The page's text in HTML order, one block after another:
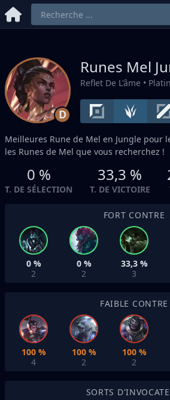
D
Runes Mel
Reflet De L'âme •
Meilleures Rune de Mel en Jungle pour
les Runes de Mel que vous recherchez !
0 %
T. DE SÉLECTION
33,3 %
T. DE VICTOIRE
FORT CONTRE
0 %
2
0 %
2
33,3 %
3
FAIBLE CONTRE
100 %
4
100 %
2
100 %
2
SORTS